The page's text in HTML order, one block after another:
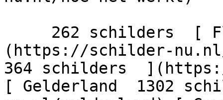
(https://schilder-
364 schilders
[ Gelderland  1302